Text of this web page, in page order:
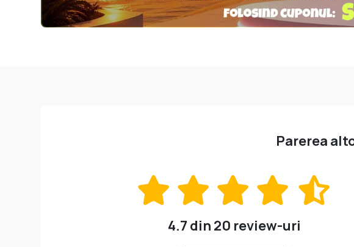
Parerea
4.7 din 20 review-uri